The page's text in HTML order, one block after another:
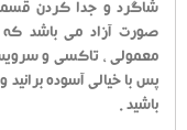
شاگرد و جدا کردن
صورت آزاد می باشد که
معمولی ، تاکسی و سرویس
پس با خیالی آسوده
باشید .